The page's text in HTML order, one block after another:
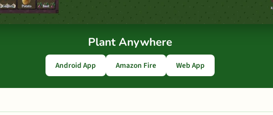
Plant Anywhere
Android App Amazon Fire Web App